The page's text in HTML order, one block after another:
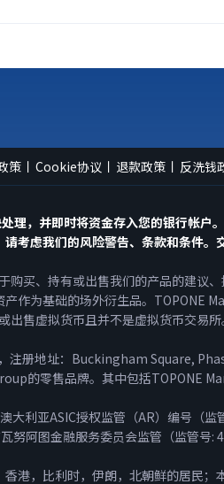
策 Cookie协议 退款政策 反洗钱
理，并即时将资金存入您的银行帐户
考虑我们的风险警告、条款和条件。
买、持有或出售我们的产品的建议、
作为基础的场外衍生品。TOPONE
售虚拟货币且并不是虚拟货币交易所
注册地址：Buckingham Square,
的零售品牌。其中包括TOPONE
大利亚ASIC授权监管（AR）编号（
努阿图金融服务委员会监管（监管号:
港，比利时，伊朗，北朝鲜的居民